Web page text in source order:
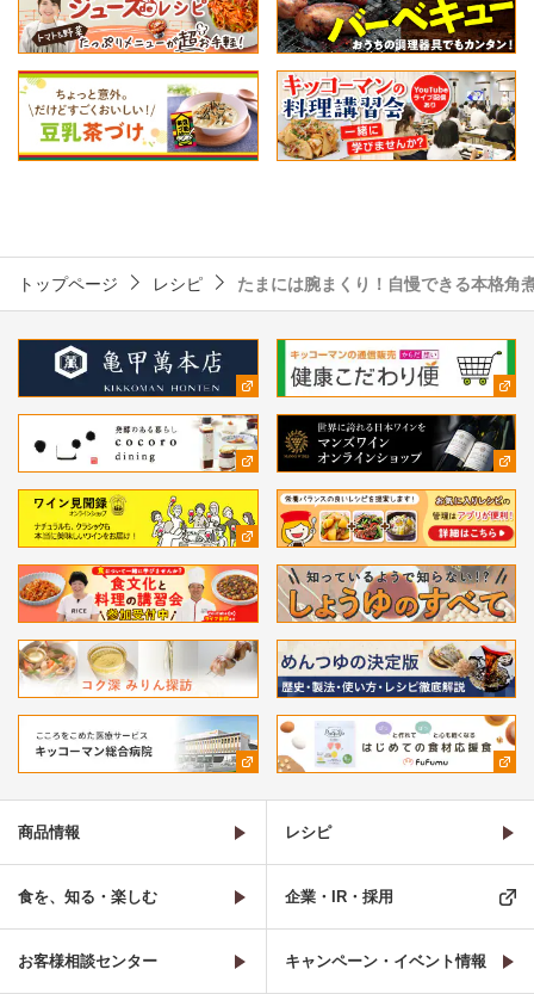
トップページ レシピ たまには腕まくり！自慢できる本格角
商品情報 レシピ
食を、知る・楽しむ 企業・IR・採用
お客様相談センター キャンペーン・イベント情報